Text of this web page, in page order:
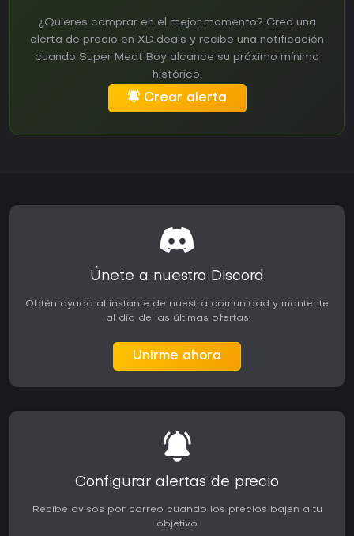
¿Quieres comprar en el mejor momento? Crea una
alerta de precio en XD.deals y recibe una notificación
cuando Super Meat Boy alcance su próximo mínimo
histórico.
Crear alerta
Únete a nuestro Discord
Obtén ayuda al instante de nuestra comunidad y mantente
al día de las últimas ofertas
Unirme ahora
Configurar alertas de precio
Recibe avisos por correo cuando los precios bajen a tu
objetivo